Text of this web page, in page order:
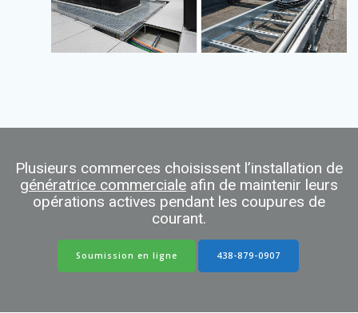
Plusieurs commerces choisissent l’installation de
génératrice commerciale afin de maintenir leurs
opérations actives pendant les coupures de
courant.
Soumission en ligne 438-879-0907